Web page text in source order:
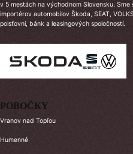
v 5 mestách na východnom Slovensku. Sme
importérov automobilov Škoda, SEAT,
poisťovní, bánk a leasingových spoločností.
POBOČKY
Vranov nad Topľou
Humenné